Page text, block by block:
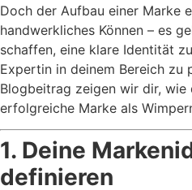
Doch der Aufbau einer Marke
handwerkliches Können – es
schaffen, eine klare Identität
Expertin in deinem Bereich zu
Blogbeitrag zeigen wir dir, wie
erfolgreiche Marke als
1. Deine
definieren